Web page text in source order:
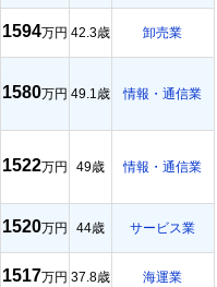
1594万円 42.3歳 卸売業
1580万円 49.1歳 情報・通信業
1522万円 49歳 情報・通信業
1520万円 44歳 サービス業
1517万円 37.8歳 海運業